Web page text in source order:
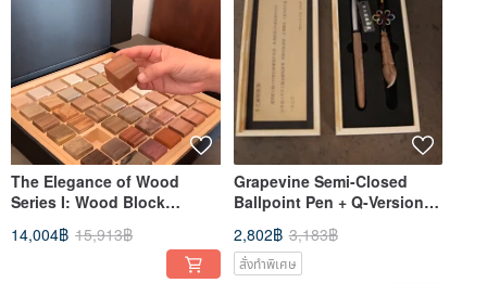
The Elegance of Wood
Series I: Wood Block
Identification
14,004฿ 15,913฿
Grapevine Semi-Closed
Ballpoint Pen + Q-Version
Grapevine Wenchang Pen
2,802฿ 3,183฿
สั่งทำพิเศษ